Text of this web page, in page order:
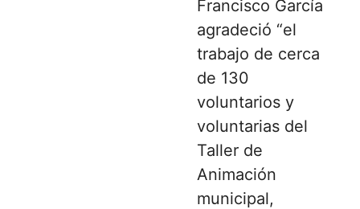
Francisco García
agradeció “el
trabajo de cerca
de 130
voluntarios y
voluntarias del
Taller de
Animación
municipal,